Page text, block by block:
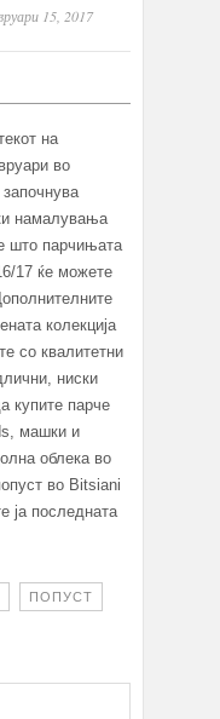
15, 2017
на
во
намалувања
што парчињата
17 ќе можете
колекција
со квалитетни
ниски
купите парче
машки и
облека во
во Bitsiani
ја последната
ПОПУСТ